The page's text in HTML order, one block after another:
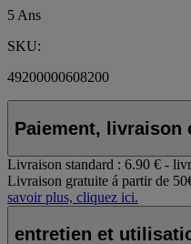
5 Ans
SKU:
49200000608200
Paiement, livraison
Livraison standard : 6.90 € -
Livraison gratuite á partir de
savoir plus, cliquez ici.
entretien et